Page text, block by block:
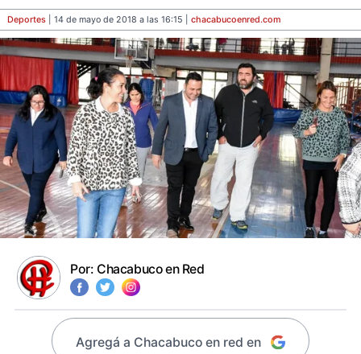
Deportes | 14 de mayo de 2018 a las 16:15 | chacabucoenred.com
Por: Chacabuco en Red
Agregá a Chacabuco en red en